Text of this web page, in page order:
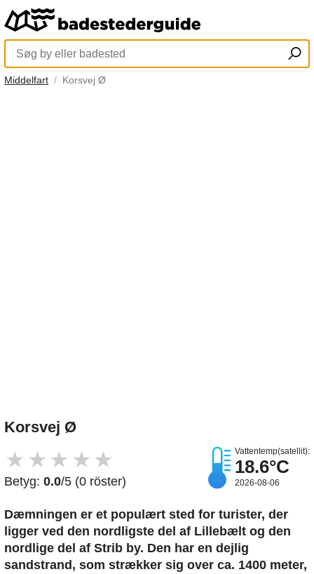
Middelfart Korsvej Ø
Korsvej Ø
★ ★ ★ ★ ★
Betyg: 0.0/5 (0 röster)
Vattentemp(satellit):
18.6°C
2026-08-06
Dæmningen er et populært sted for turister, der
ligger ved den nordligste del af Lillebælt og den
nordlige del af Strib by. Den har en dejlig
sandstrand, som strækker sig over ca. 1400 meter,